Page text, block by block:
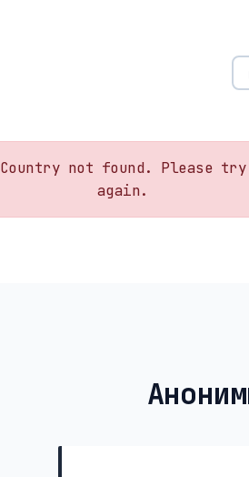
Country not found. Please try
again.